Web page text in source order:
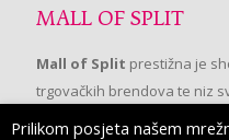
MALL OF SPLIT
Mall of Split prestižna je
trgovačkih brendova te niz
prvi put pojavljuju u Splitu.
Prilikom posjeta našem